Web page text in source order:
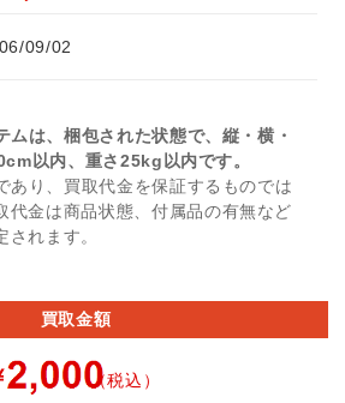
09/02
は、梱包された状態で、縦・横・
以内、重さ25kg以内です。
あり、買取代金を保証するものでは
代金は商品状態、付属品の有無など
されます。
買取金額
（税込）